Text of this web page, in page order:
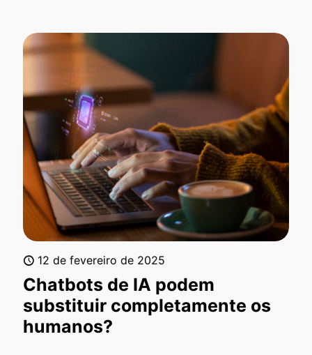
12 de fevereiro de 2025
Chatbots de IA podem
substituir completamente os
humanos?